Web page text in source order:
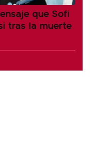
que Sofi
tras la muerte